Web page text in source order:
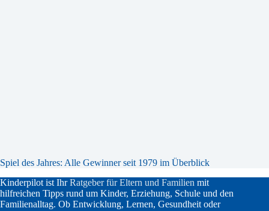
Spiel des Jahres: Alle Gewinner seit 1979 im Überblick
Kinderpilot ist IhrRatgeber für Eltern und Familien mit
hilfreichen Tipps rund um Kinder, Erziehung, Schule und den
Familienalltag. Ob Entwicklung, Lernen, Gesundheit oder